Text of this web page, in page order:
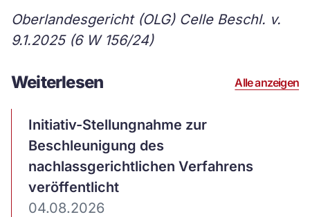
Oberlandesgericht (OLG) Celle Beschl. v.
9.1.2025 (6 W 156/24)
Weiterlesen Alle anzeigen
Initiativ-Stellungnahme zur
Beschleunigung des
nachlassgerichtlichen Verfahrens
veröffentlicht
04.08.2026
Artikel
ansehen